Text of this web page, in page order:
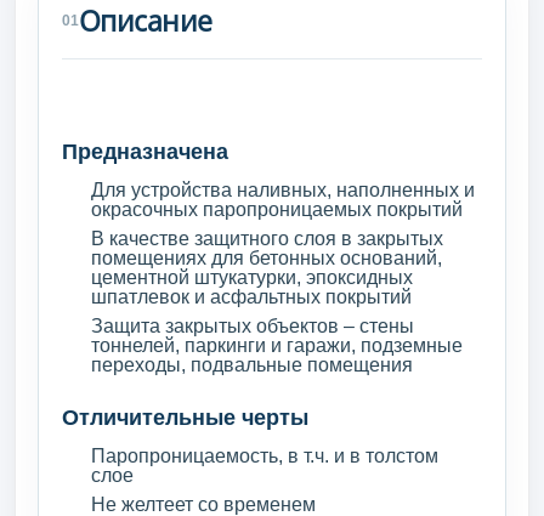
01Описание
Предназначена
Для устройства наливных, наполненных и
окрасочных паропроницаемых покрытий
В качестве защитного слоя в закрытых
помещениях для бетонных оснований,
цементной штукатурки, эпоксидных
шпатлевок и асфальтных покрытий
Защита закрытых объектов – стены
тоннелей, паркинги и гаражи, подземные
переходы, подвальные помещения
Отличительные черты
Паропроницаемость, в т.ч. и в толстом
слое
Не желтеет со временем